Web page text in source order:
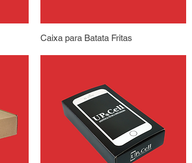
Caixa para Batata Fritas